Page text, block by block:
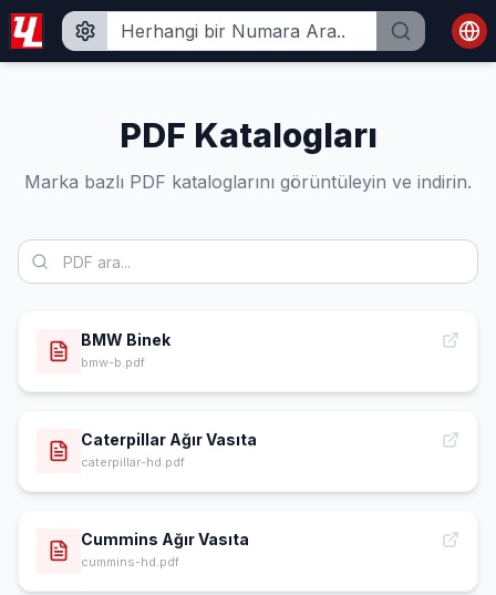
PDF Katalogları
Marka bazlı PDF kataloglarını görüntüleyin ve indirin.
BMW Binek
bmw-b.pdf
Caterpillar Ağır Vasıta
caterpillar-hd.pdf
Cummins Ağır Vasıta
cummins-hd.pdf